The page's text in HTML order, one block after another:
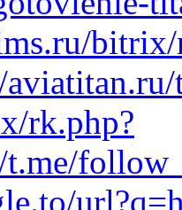
bitrix/
rk.php?